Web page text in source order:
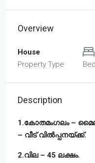
Overview
House
Property Type
Description
1.കോതമംഗലം –
– വീട് വിൽപ്പനയ്ക്ക്.
2.വില – 45 ലക്ഷം.